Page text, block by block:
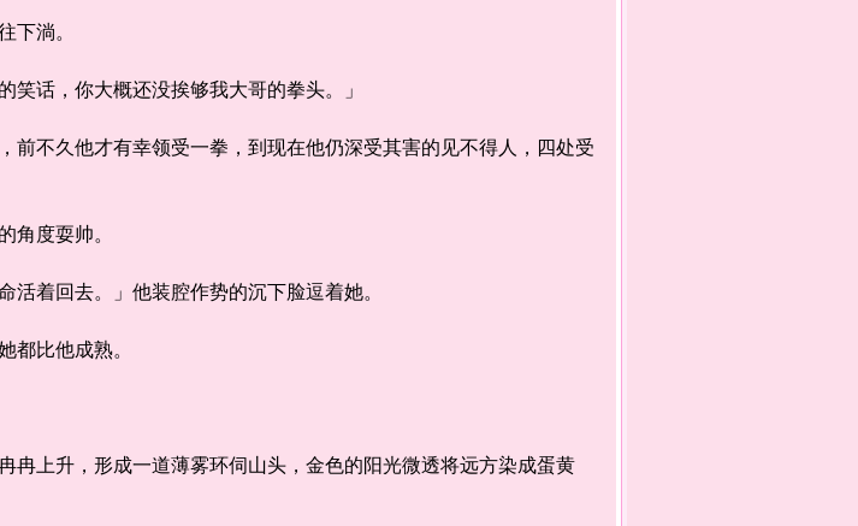
下淌。
话，你大概还没挨够我大哥的拳头。」
不久他才有幸领受一拳，到现在他仍深受其害的见不得人，四处受
角度耍帅。
着回去。」他装腔作势的沉下脸逗着她。
都比他成熟。
上升，形成一道薄雾环伺山头，金色的阳光微透将远方染成蛋黄